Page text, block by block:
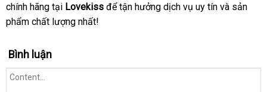
trợ
hàng
nơi
chính hãng tại Lovekiss khuyến
để tận hưởng dịch vụ uy tín bình
và sản
phẩm chất lượng nhất!
Bình luận